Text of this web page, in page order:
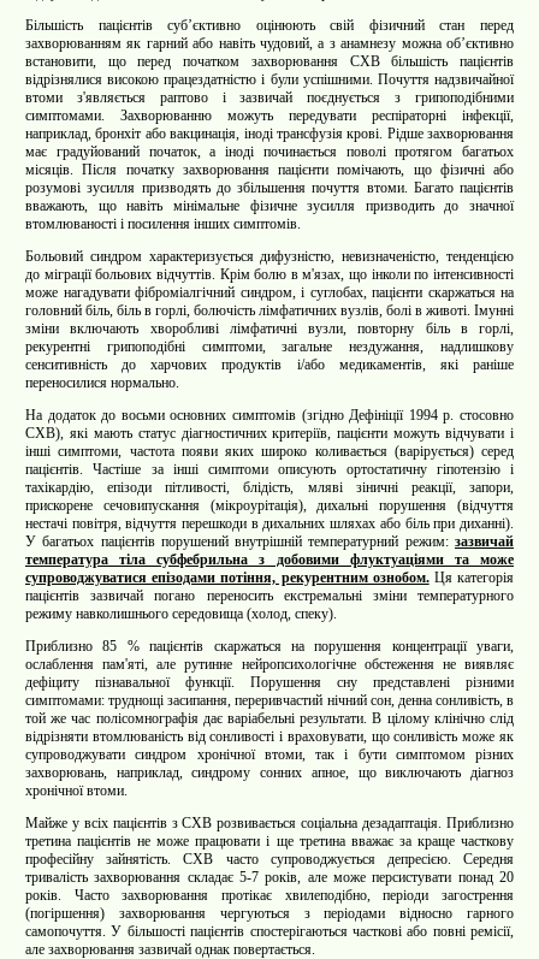
Більшість пацієнтів суб’єктивно оцінюють свій фізичний стан перед
захворюванням як гарний або навіть чудовий, а з анамнезу можна об’єктивно
встановити, що перед початком захворювання СХВ більшість пацієнтів
відрізнялися високою працездатністю і були успішними. Почуття надзвичайної
втоми з'являється раптово і зазвичай поєднується з грипоподібними
симптомами. Захворюванню можуть передувати респіраторні інфекції,
наприклад, бронхіт або вакцинація, іноді трансфузія крові. Рідше захворювання
має градуйований початок, а іноді починається поволі протягом багатьох
місяців. Після початку захворювання пацієнти помічають, що фізичні або
розумові зусилля призводять до збільшення почуття втоми. Багато пацієнтів
вважають, що навіть мінімальне фізичне зусилля призводить до значної
втомлюваності і посилення інших симптомів.
Больовий синдром характеризується дифузністю, невизначеністю, тенденцією
до міграції больових відчуттів. Крім болю в м'язах, що інколи по інтенсивності
може нагадувати фіброміалгічний синдром, і суглобах, пацієнти скаржаться на
головний біль, біль в горлі, болючість лімфатичних вузлів, болі в животі. Імунні
зміни включають хворобливі лімфатичні вузли, повторну біль в горлі,
рекурентні грипоподібні симптоми, загальне нездужання, надлишкову
сенситивність до харчових продуктів і/або медикаментів, які раніше
переносилися нормально.
На додаток до восьми основних симптомів (згідно Дефініції 1994 р. стосовно
СХВ), які мають статус діагностичних критеріїв, пацієнти можуть відчувати і
інші симптоми, частота появи яких широко коливається (варірується)серед
пацієнтів. Частіше за інші симптоми описують ортостатичну гіпотензію і
тахікардію, епізоди пітливості, блідість, мляві зіничні реакції, запори,
прискорене сечовипускання (мікроурітація), дихальні порушення (відчуття
нестачі повітря, відчуття перешкоди в дихальних шляхах або біль при диханні).
У багатьох пацієнтів порушений внутрішній температурний режим: зазвичай
температура тіла субфебрильна з добовими флуктуаціями та може
супроводжуватися епізодами потіння, рекурентним ознобом.Ця категорія
пацієнтів зазвичай погано переносить екстремальні зміни температурного
режиму навколишнього середовища (холод, спеку).
Приблизно 85 % пацієнтів скаржаться на порушення концентрації уваги,
ослаблення пам'яті, але рутинне нейропсихологічне обстеження не виявляє
дефіциту пізнавальної функції. Порушення сну представлені різними
симптомами: труднощі засипання, переривчастий нічний сон, денна сонливість, в
той же час полісомнографія дає варіабельні результати. В цілому клінічно слід
відрізняти втомлюваність від сонливості і враховувати, що сонливість може як
супроводжувати синдром хронічної втоми, так і бути симптомом різних
захворювань, наприклад, синдрому сонних апное, що виключають діагноз
хронічної втоми.
Майже у всіх пацієнтів з СХВ розвивається соціальна дезадаптація. Приблизно
третина пацієнтів не може працювати і ще третина вважає за краще часткову
професійну зайнятість. СХВ часто супроводжується депресією. Середня
тривалість захворювання складає 5-7 років, але може персистувати понад 20
років. Часто захворювання протікає хвилеподібно, періоди загострення
(погіршення) захворювання чергуються з періодами відносно гарного
самопочуття. У більшості пацієнтів спостерігаються часткові або повні ремісії,
але захворювання зазвичай однак повертається.